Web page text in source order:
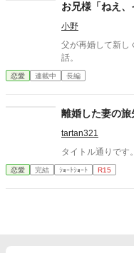
お兄様「ねえ
小野
父が再婚して新し
話。
恋愛 連載中 長編
離婚した妻の旅
tartan321
タイトル通りです。
恋愛 完結 ｼｮｰﾄｼｮｰﾄ R15